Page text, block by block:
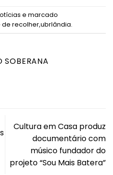
e marcado
de recolher,ubrlândia.
SOBERANA
Cultura em Casa produz
documentário com
músico fundador do
projeto “Sou Mais Batera”